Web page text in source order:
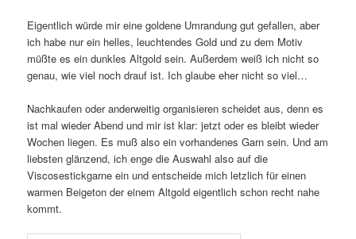
Eigentlich würde mir eine goldene Umrandung gut gefallen, aber
ich habe nur ein helles, leuchtendes Gold und zu dem Motiv
müßte es ein dunkles Altgold sein. Außerdem weiß ich nicht so
genau, wie viel noch drauf ist. Ich glaube eher nicht so viel…
Nachkaufen oder anderweitig organisieren scheidet aus, denn es
ist mal wieder Abend und mir ist klar: jetzt oder es bleibt wieder
Wochen liegen. Es muß also ein vorhandenes Garn sein. Und am
liebsten glänzend, ich enge die Auswahl also auf die
Viscosestickgarne ein und entscheide mich letzlich für einen
warmen Beigeton der einem Altgold eigentlich schon recht nahe
kommt.